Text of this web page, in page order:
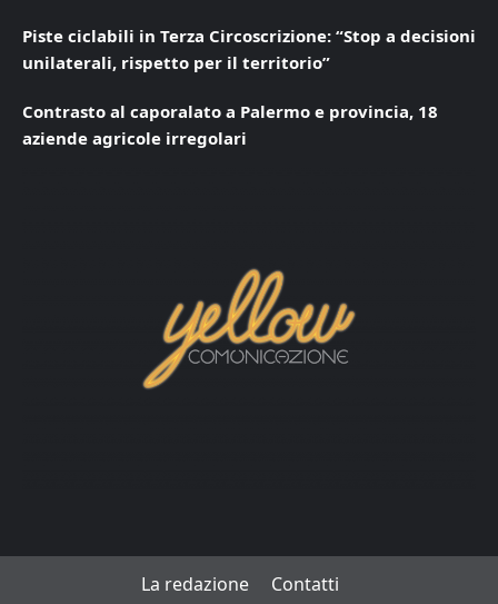
Piste ciclabili in Terza Circoscrizione: “Stop a decisioni
unilaterali, rispetto per il territorio”
Contrasto al caporalato a Palermo e provincia, 18
aziende agricole irregolari
La redazione
Contatti